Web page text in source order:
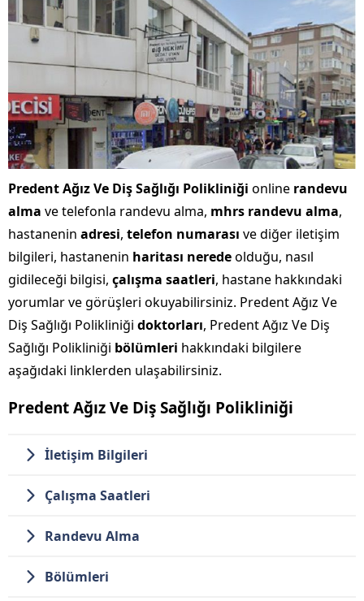
Predent Ağız Ve Diş Sağlığı Polikliniği online randevu
alma ve telefonla randevu alma, mhrs randevu alma,
hastanenin adresi, telefon numarası ve diğer iletişim
bilgileri, hastanenin haritası neredeolduğu, nasıl
gidileceği bilgisi, çalışma saatleri, hastane hakkındaki
yorumlar ve görüşleri okuyabilirsiniz. Predent Ağız Ve
Diş Sağlığı Polikliniği doktorları, Predent Ağız Ve Diş
Sağlığı Polikliniği bölümleri hakkındaki bilgilere
aşağıdaki linklerden ulaşabilirsiniz.
Predent Ağız Ve Diş Sağlığı Polikliniği
İletişim Bilgileri
Çalışma Saatleri
Randevu Alma
Bölümleri